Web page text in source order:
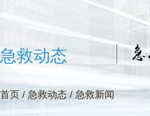
创建全国文明单位专栏
急救动态
首页 / 急救动态 / 急救新闻